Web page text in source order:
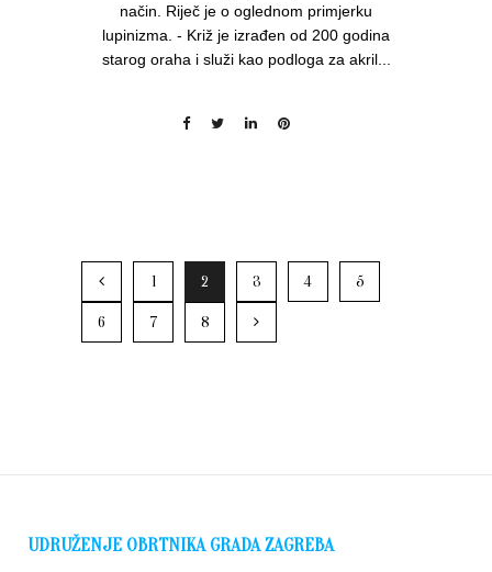
način. Riječ je o oglednom primjerku
lupinizma. - Križ je izrađen od 200 godina
starog oraha i služi kao podloga za akril...
1 2 3 4 5
6 7 8
UDRUŽENJE OBRTNIKA GRADA ZAGREBA